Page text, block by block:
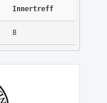
Innertreff
8